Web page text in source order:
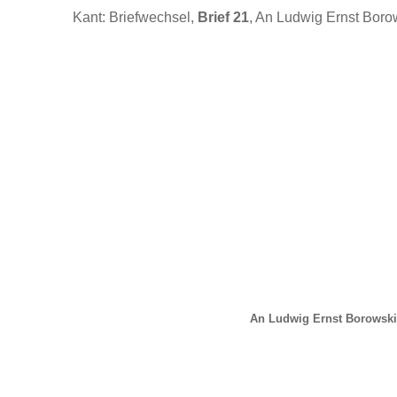
Kant: Briefwechsel, Brief 21, An Ludwig Ernst
An Ludwig Ernst